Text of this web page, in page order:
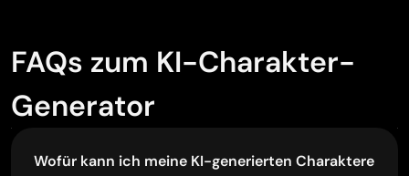
Yfad
Dec 9, 2025
Best AI generator of all times
Best AI generator of all times
FAQs zum KI-Charakter-
Generator
Wofür kann ich meine KI-generierten Charaktere